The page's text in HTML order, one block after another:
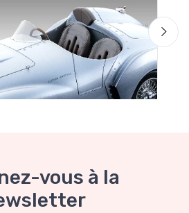
vous à la